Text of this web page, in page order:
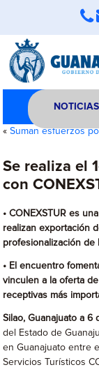
NOTICIAS
«Suman esfuerzos
Se realiza el
con
• CONEXSTUR es
realizan exportación
profesionalización de
• El encuentro
vinculen a la oferta
receptivas más
Silao, Guanajuato a 6
del Estado de
en Guanajuato entre
Servicios Turísticos